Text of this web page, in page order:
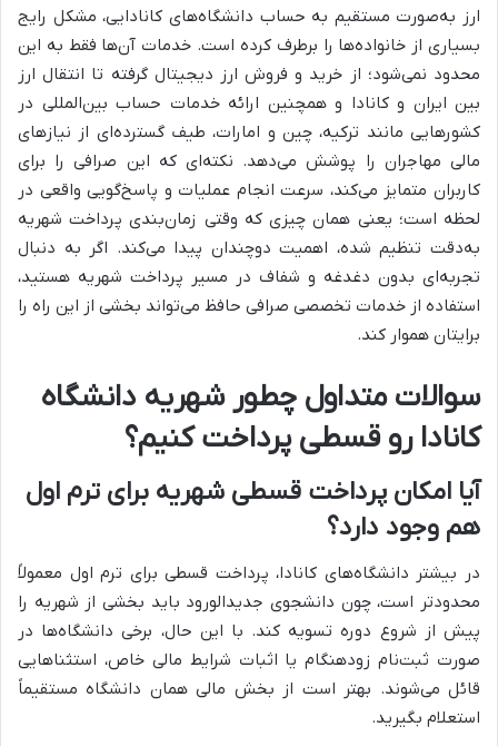
ارز به‌صورت مستقیم به حساب دانشگاه‌های کانادایی، مشکل رایج
بسیاری از خانواده‌ها را برطرف کرده است. خدمات آن‌ها فقط به این
محدود نمی‌شود؛ از خرید و فروش ارز دیجیتال گرفته تا انتقال ارز
بین ایران و کانادا و همچنین ارائه خدمات حساب بین‌المللی در
کشورهایی مانند ترکیه، چین و امارات، طیف گسترده‌ای از نیازهای
مالی مهاجران را پوشش می‌دهد. نکته‌ای که این صرافی را برای
کاربران متمایز می‌کند، سرعت انجام عملیات و پاسخ‌گویی واقعی در
لحظه است؛ یعنی همان چیزی که وقتی زمان‌بندی پرداخت شهریه
به‌دقت تنظیم شده، اهمیت دوچندان پیدا می‌کند. اگر به دنبال
تجربه‌ای بدون دغدغه و شفاف در مسیر پرداخت شهریه هستید،
استفاده از خدمات تخصصی صرافی حافظ می‌تواند بخشی از این راه را
برایتان هموار کند.
سوالات متداول چطور شهریه دانشگاه
کانادا رو قسطی پرداخت کنیم؟
آیا امکان پرداخت قسطی شهریه برای ترم اول
هم وجود دارد؟
در بیشتر دانشگاه‌های کانادا، پرداخت قسطی برای ترم اول معمولاً
محدودتر است، چون دانشجوی جدیدالورود باید بخشی از شهریه را
پیش از شروع دوره تسویه کند. با این حال، برخی دانشگاه‌ها در
صورت ثبت‌نام زودهنگام یا اثبات شرایط مالی خاص، استثناهایی
قائل می‌شوند. بهتر است از بخش مالی همان دانشگاه مستقیماً
استعلام بگیرید.